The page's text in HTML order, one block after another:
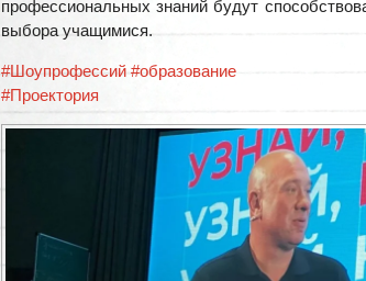
профессиональных знаний будут
выбора учащимися.
#Шоупрофессий #образование
#Проектория